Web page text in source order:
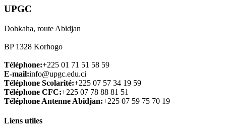
UPGC
Dohkaha, route Abidjan
BP 1328 Korhogo
Téléphone:+225 01 71 51 58 59
E-mail:info@upgc.edu.ci
Téléphone Scolarité:+225 07 57 34 19 59
Téléphone CFC:+225 07 78 88 81 51
Téléphone Antenne Abidjan:+225 07 59 75 70 19
Liens utiles